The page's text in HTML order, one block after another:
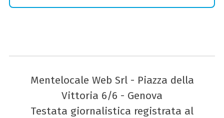
Mentelocale Web Srl - Piazza della
Vittoria 6/6 - Genova
Testata giornalistica registrata al